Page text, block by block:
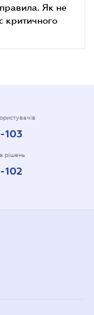
Як не
критичного
103
рішень
102